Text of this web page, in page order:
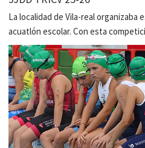
La localidad de Vila-real organizaba
acuatlón escolar. Con esta